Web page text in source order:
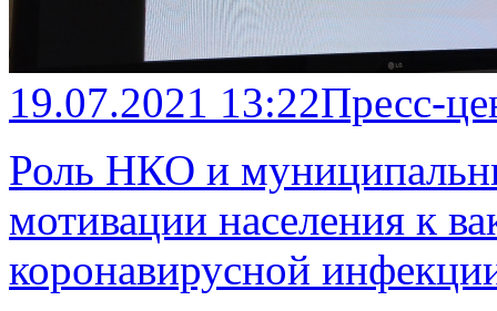
19.07.2021 13:22Пресс-
Роль НКО и
мотивации населения к
коронавирусной